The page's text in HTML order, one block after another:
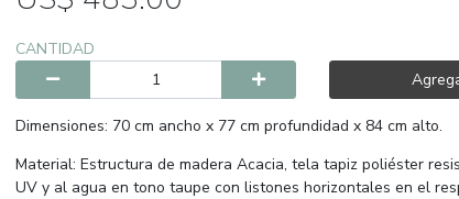
CANTIDAD
Dimensiones: 70 cm ancho x 77 cm profundidad x 84 cm alto.
Material: Estructura de madera Acacia, tela tapiz poliéster
UV y al agua en tono taupe con listones horizontales en el